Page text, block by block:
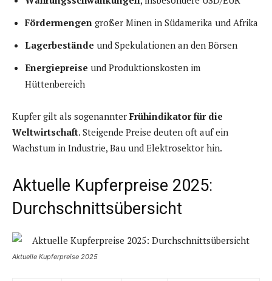
Fördermengen großer Minen in Südamerika und Afrika
Lagerbestände und Spekulationen an den Börsen
Energiepreise und Produktionskosten im
Hüttenbereich
Kupfer gilt als sogenannter Frühindikator für die
Weltwirtschaft. Steigende Preise deuten oft auf ein
Wachstum in Industrie, Bau und Elektrosektor hin.
Aktuelle Kupferpreise 2025:
Durchschnittsübersicht
Aktuelle Kupferpreise 2025